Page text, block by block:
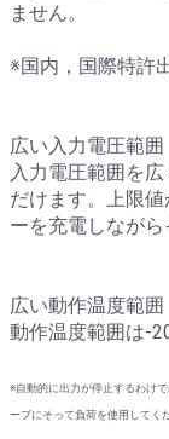
ません。
※国内，国際特許
広い入力電圧範囲
入力電圧範囲を
だけます。上限
ーを充電しながら
広い動作温度範囲
動作温度範囲は-
※自動的に出力が停止するわけ
ーブにそって負荷を使用してく